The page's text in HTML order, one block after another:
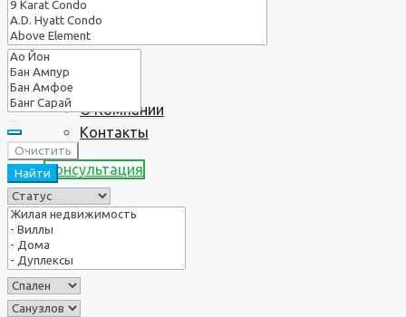
О нас
О Компании
Контакты
Консультация
Очистить
Найти